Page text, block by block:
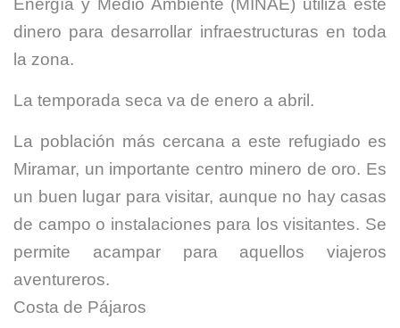
Energía y Medio Ambiente (MINAE) utiliza este
dinero para desarrollar infraestructuras en toda
la zona.
La temporada seca va de enero a abril.
La población más cercana a este refugiado es
Miramar, un importante centro minero de oro. Es
un buen lugar para visitar, aunque no hay casas
de campo o instalaciones para los visitantes. Se
permite acampar para aquellos viajeros
aventureros.
Costa de Pájaros